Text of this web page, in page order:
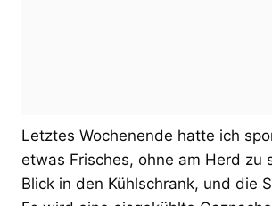
Letztes Wochenende hatte ich
etwas Frisches, ohne am Herd zu
Blick in den Kühlschrank, und die